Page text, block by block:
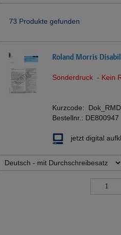
73 Produkte gefunden
Roland Morris
Sonderdruck - Kein
Kurzcode:
Bestellnr.: DE800947
jetzt digital